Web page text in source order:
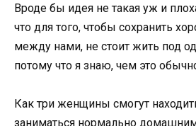
Вроде бы идея не такая уж и
что для того, чтобы сохранить
между нами, не стоит жить под
потому что я знаю, чем это
Как три женщины смогут
заниматься нормально